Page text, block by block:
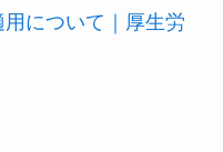
について｜厚生労